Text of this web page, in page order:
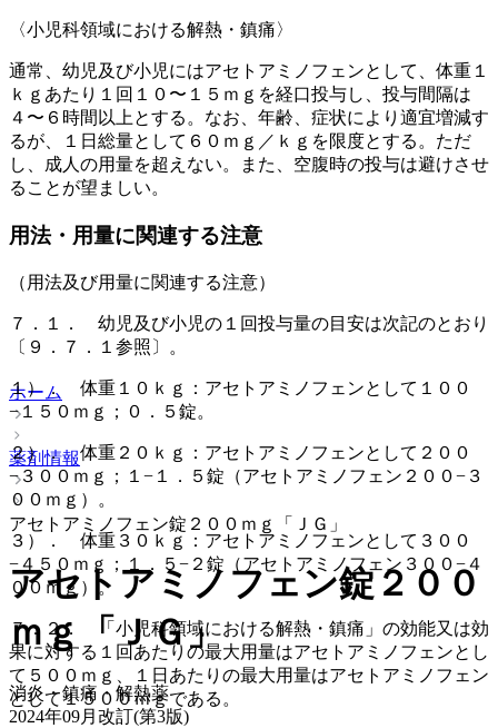
〈小児科領域における解熱・鎮痛〉
通常、幼児及び小児にはアセトアミノフェンとして、体重１
ｋｇあたり１回１０〜１５ｍｇを経口投与し、投与間隔は
４〜６時間以上とする。なお、年齢、症状により適宜増減す
るが、１日総量として６０ｍｇ／ｋｇを限度とする。ただ
し、成人の用量を超えない。また、空腹時の投与は避けさせ
ることが望ましい。
用法・用量に関連する注意
（用法及び用量に関連する注意）
７．１． 幼児及び小児の１回投与量の目安は次記のとおり
〔９．７．１参照〕。
１）． 体重１０ｋｇ：アセトアミノフェンとして１００
−１５０ｍｇ；０．５錠。
２）． 体重２０ｋｇ：アセトアミノフェンとして２００
−３００ｍｇ；１−１．５錠（アセトアミノフェン２００−３
００ｍｇ）。
３）． 体重３０ｋｇ：アセトアミノフェンとして３００
−４５０ｍｇ；１．５−２錠（アセトアミノフェン３００−４
００ｍｇ）。
７．２． 「小児科領域における解熱・鎮痛」の効能又は効
果に対する１回あたりの最大用量はアセトアミノフェンとし
て５００ｍｇ、１日あたりの最大用量はアセトアミノフェン
として１５００ｍｇである。
ホーム
薬剤情報
アセトアミノフェン錠２００ｍｇ「ＪＧ」
アセトアミノフェン錠２００
ｍｇ「ＪＧ」
消炎・鎮痛・解熱薬
2024年09月改訂(第3版)